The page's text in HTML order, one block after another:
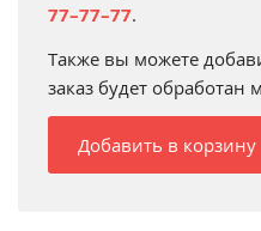
77–77–77.
Также вы можете
заказ будет обработан
Добавить в корзину